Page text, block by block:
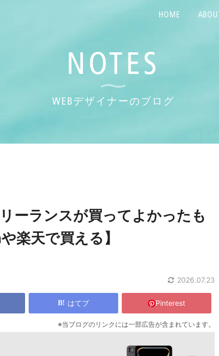
HOME ABOUT
NOTES
WEBデザイナーのブログ
ーランスが買ってよかったも
楽天で買える】
2026.07.23
はてブ Pinterest
※当ブログのリンクには一部広告が含まれています。